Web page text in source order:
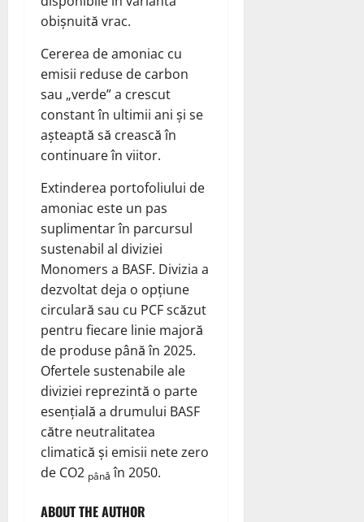
obișnuită vrac.
Cererea de amoniac cu
emisii reduse de carbon
sau „verde” a crescut
constant în ultimii ani și se
așteaptă să crească în
continuare în viitor.
Extinderea portofoliului de
amoniac este un pas
suplimentar în parcursul
sustenabil al diviziei
Monomers a BASF. Divizia a
dezvoltat deja o opțiune
circulară sau cu PCF scăzut
pentru fiecare linie majoră
de produse până în 2025.
Ofertele sustenabile ale
diviziei reprezintă o parte
esențială a drumului BASF
către neutralitatea
climatică și emisii nete zero
de CO2 până în 2050.
ABOUT THE AUTHOR